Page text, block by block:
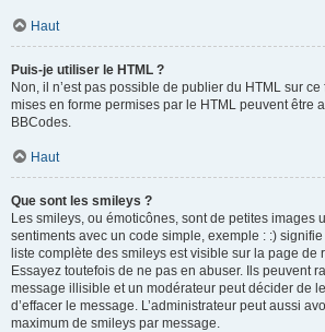
Haut
Puis-je utiliser le HTML ?
Non, il n’est pas possible de publier du HTML sur
mises en forme permises par le HTML peuvent être
BBCodes.
Haut
Que sont les smileys ?
Les smileys, ou émoticônes, sont de petites images
sentiments avec un code simple, exemple : :)
liste complète des smileys est visible sur la page de
Essayez toutefois de ne pas en abuser. Ils peuvent
message illisible et un modérateur peut décider de
d’effacer le message. L’administrateur peut aussi
maximum de smileys par message.